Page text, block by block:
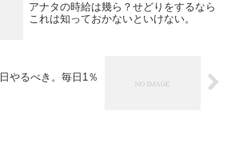
アナタの時給は幾ら？せどりをするなら
これは知っておかないといけない。
やるべき。毎日1％